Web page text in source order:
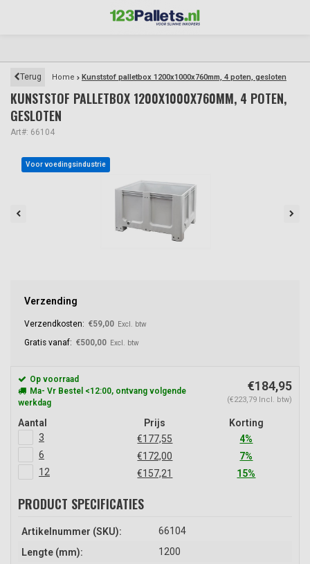
Terug Home Kunststof palletbox 1200x1000x760mm, 4 poten, gesloten
KUNSTSTOF PALLETBOX 1200X1000X760MM, 4 POTEN,
GESLOTEN
Art#: 66104
Voor voedingsindustrie
Verzending
Verzendkosten: €59,00 Excl. btw
Gratis vanaf: €500,00 Excl. btw
Op voorraad
Ma- Vr Bestel <12:00, ontvang volgende
werkdag
€184,95
(€223,79 Incl. btw)
Aantal Prijs
Korting
3
€177,55
4%
6
€172,00
7%
12
€157,21 15%
PRODUCT SPECIFICATIES
Artikelnummer (SKU):
66104
Lengte (mm):
1200